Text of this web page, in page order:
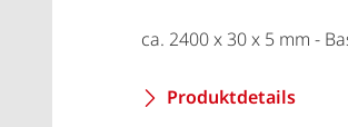
ca. 2400 x 30 x 5 mm -
Produktdetails